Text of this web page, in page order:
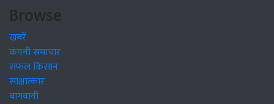
Browse
खबरें
कंपनी समाचार
सफल किसान
साक्षात्कार
बागवानी